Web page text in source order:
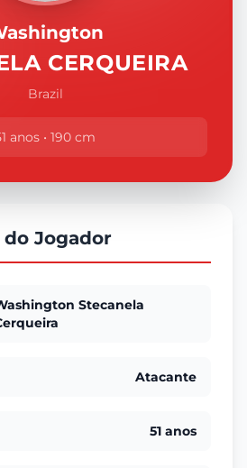
CERQUEIRA
Brazil
anos • 190 cm
Jogador
Stecanela
Atacante
51 anos